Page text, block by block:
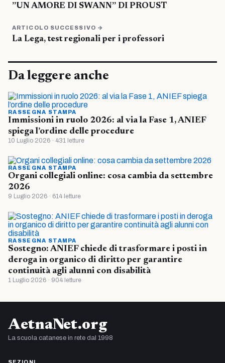
”UN AMORE DI SWANN” DI PROUST
ARTICOLO SUCCESSIVO →
La Lega, test regionali per i professori
Da leggere anche
RASSEGNA STAMPA
Immissioni in ruolo 2026: al via la Fase 1, ANIEF
spiega l’ordine delle procedure
10 Luglio 2026 · 431 letture
RASSEGNA STAMPA
Organi collegiali online: cosa cambia da settembre
2026
9 Luglio 2026 · 614 letture
RASSEGNA STAMPA
Sostegno: ANIEF chiede di trasformare i posti in
deroga in organico di diritto per garantire
continuità agli alunni con disabilità
1 Luglio 2026 · 904 letture
AetnaNet.org
La scuola catanese in rete dal 1998